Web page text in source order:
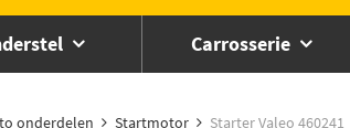
Carrosserie
onderdelen Startmotor Starter Valeo 460241